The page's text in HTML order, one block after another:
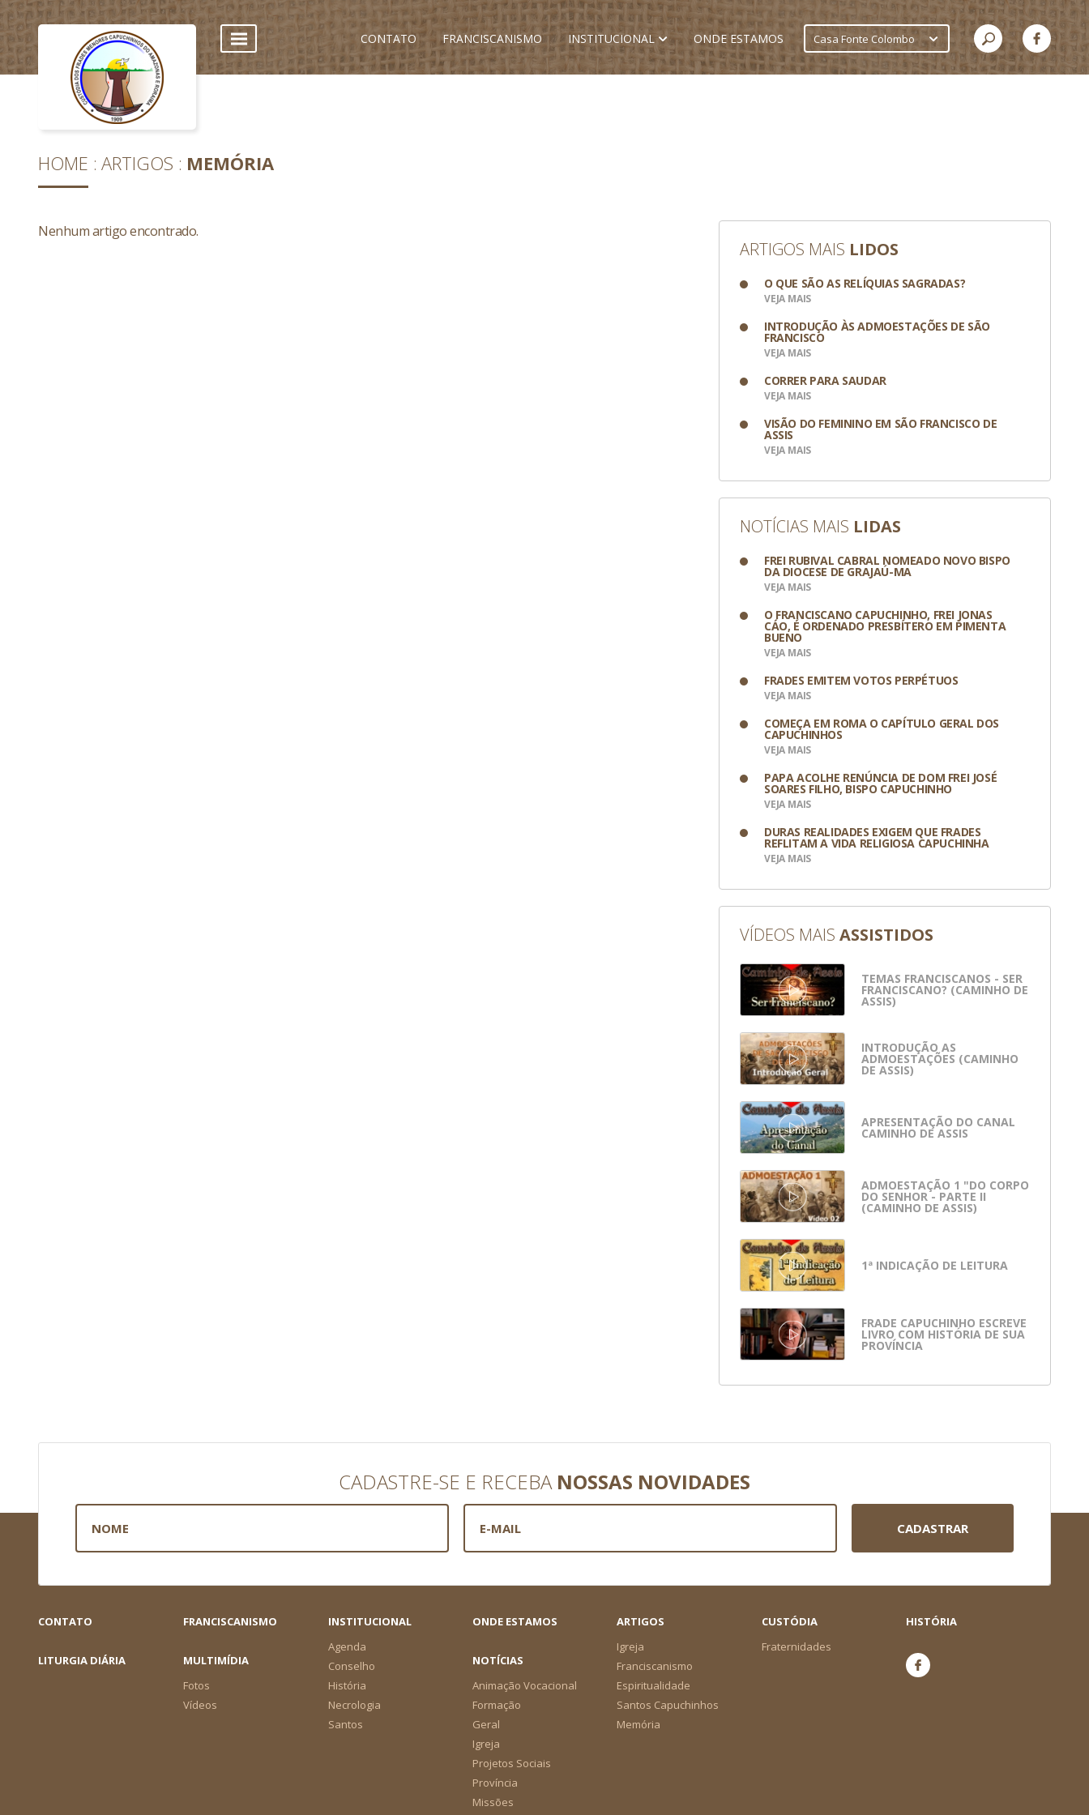
CONTATO FRANCISCANISMO INSTITUCIONAL ONDE ESTAMOS Casa Fonte Colombo
HOME ARTIGOS MEMÓRIA
Nenhum artigo encontrado.
ARTIGOS MAIS LIDOS
O QUE SÃO AS RELÍQUIAS SAGRADAS?
VEJA MAIS
INTRODUÇÃO ÀS ADMOESTAÇÕES DE SÃO
FRANCISCO
VEJA MAIS
CORRER PARA SAUDAR
VEJA MAIS
VISÃO DO FEMININO EM SÃO FRANCISCO DE
ASSIS
VEJA MAIS
NOTÍCIAS MAIS LIDAS
FREI RUBIVAL CABRAL NOMEADO NOVO BISPO
DA DIOCESE DE GRAJAÚ-MA
VEJA MAIS
O FRANCISCANO CAPUCHINHO, FREI JONAS
CÁO, É ORDENADO PRESBÍTERO EM PIMENTA
BUENO
VEJA MAIS
FRADES EMITEM VOTOS PERPÉTUOS
VEJA MAIS
COMEÇA EM ROMA O CAPÍTULO GERAL DOS
CAPUCHINHOS
VEJA MAIS
PAPA ACOLHE RENÚNCIA DE DOM FREI JOSÉ
SOARES FILHO, BISPO CAPUCHINHO
VEJA MAIS
DURAS REALIDADES EXIGEM QUE FRADES
REFLITAM A VIDA RELIGIOSA CAPUCHINHA
VEJA MAIS
VÍDEOS MAIS ASSISTIDOS
TEMAS FRANCISCANOS - SER
FRANCISCANO? (CAMINHO DE
ASSIS)
INTRODUÇÃO AS
ADMOESTAÇÕES (CAMINHO
DE ASSIS)
APRESENTAÇÃO DO CANAL
CAMINHO DE ASSIS
ADMOESTAÇÃO 1 "DO CORPO
DO SENHOR - PARTE II
(CAMINHO DE ASSIS)
1ª INDICAÇÃO DE LEITURA
FRADE CAPUCHINHO ESCREVE
LIVRO COM HISTÓRIA DE SUA
PROVÍNCIA
CADASTRE-SE E RECEBA NOSSAS NOVIDADES
CADASTRAR
CONTATO FRANCISCANISMO
INSTITUCIONAL
Agenda
Conselho
História
Necrologia
Santos
ONDE ESTAMOS
ARTIGOS
Igreja
Franciscanismo
Espiritualidade
Santos Capuchinhos
Memória
CUSTÓDIA
Fraternidades
HISTÓRIA
LITURGIA DIÁRIA
MULTIMÍDIA
Fotos
Vídeos
NOTÍCIAS
Animação Vocacional
Formação
Geral
Igreja
Projetos Sociais
Província
Missões